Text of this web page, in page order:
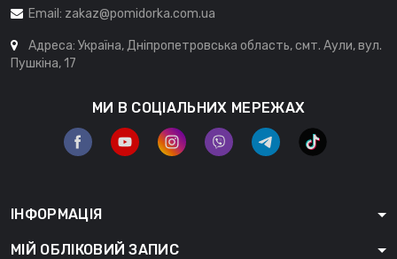
Email: zakaz@pomidorka.com.ua
Адреса: Україна, Дніпропетровська область, смт. Аули, вул.
Пушкіна, 17
МИ В СОЦІАЛЬНИХ МЕРЕЖАХ
ІНФОРМАЦІЯ
МІЙ ОБЛІКОВИЙ ЗАПИС